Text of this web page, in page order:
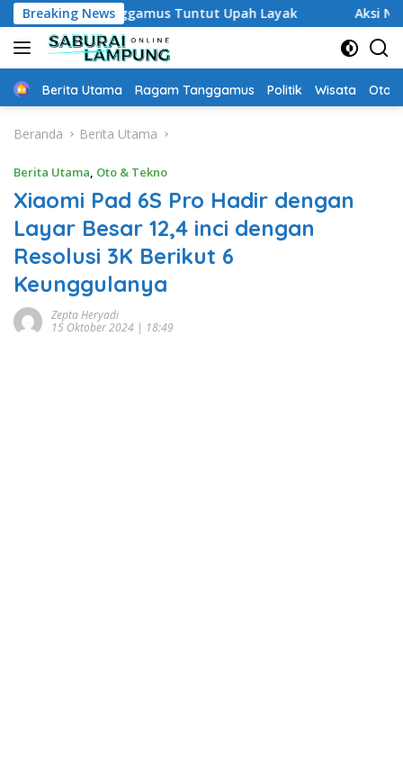
Langsung
ke
konten
Breaking News
Tanggamus Tuntut Upah Layak Aksi Nyata DPD
Home
Berita Utama Ragam Tanggamus Politik Wisata Oto
Beranda Berita Utama
Berita Utama, Oto & Tekno
Xiaomi Pad 6S Pro Hadir dengan
Layar Besar 12,4 inci dengan
Resolusi 3K Berikut 6
Keunggulanya
Zepta Heryadi
15 Oktober 2024 | 18:49